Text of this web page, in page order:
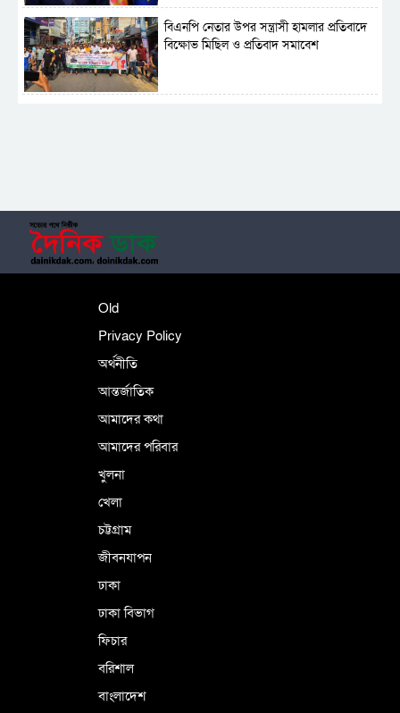
বিএনপি নেতার উপর সন্ত্রাসী হামলার প্রতিবাদে
বিক্ষোভ মিছিল ও প্রতিবাদ সমাবেশ
Old
Privacy Policy
অর্থনীতি
আন্তর্জাতিক
আমাদের কথা
আমাদের পরিবার
খুলনা
খেলা
চট্টগ্রাম
জীবনযাপন
ঢাকা
ঢাকা বিভাগ
ফিচার
বরিশাল
বাংলাদেশ